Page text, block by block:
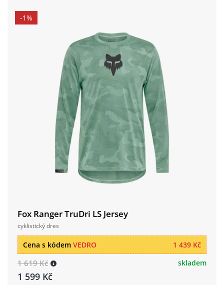
-1%
Fox Ranger TruDri LS Jersey
cyklistický dres
1 439 Kč
Cena s kódem VEDRO
1 619 Kč
1 599 Kč
skladem